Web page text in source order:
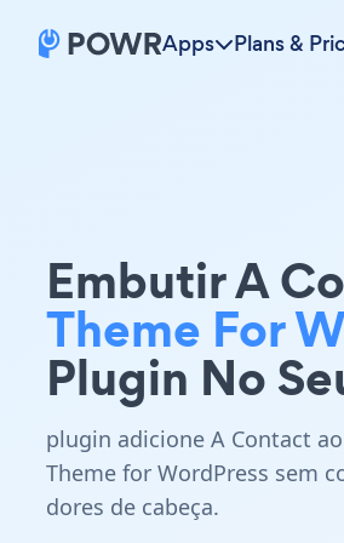
Apps Plans &
Embutir A
Theme For
Plugin No
plugin adicione A Contact
Theme for WordPress sem
dores de cabeça.